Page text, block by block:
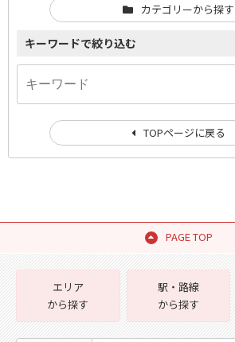
カテゴリーから探す
キーワードで絞り込む
TOPページに戻る
PAGE TOP
エリア
から探す
駅・路線
から探す